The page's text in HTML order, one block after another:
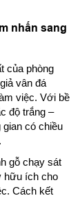
nhấn sang
của phòng
vân đá
việc. Với bề
độ trắng –
có chiều
gỗ chạy sát
ích cho
Cách kết